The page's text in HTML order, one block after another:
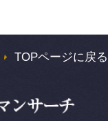
TOPページに戻る